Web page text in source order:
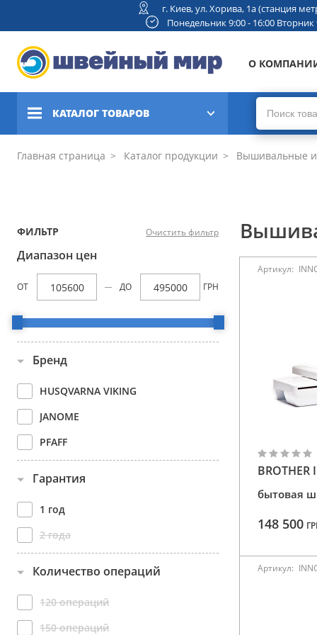
г. Киев, ул. Хорива, 1а (станция
Понедельник 9:00 - 16:00 Вторник
О
КАТАЛОГ ТОВАРОВ
Швейные машины
Коверлоки, оверлоки,
Вязальные машины
Аксессуары
Бренды
Главная страница Каталог продукции Вышивальные
ФИЛЬТР Очистить фильтр
Диапазон цен
ОТ ДО ГРН
Бренд
HUSQVARNA VIKING
JANOME
PFAFF
Гарантия
1 год
2 года
Количество операций
120 операций
150 операций
Артикул:
BROTHER
бытовая
148 500
Артикул: